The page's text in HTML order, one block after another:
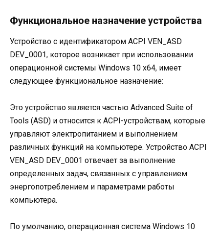
Функциональное назначение устройства
Устройство с идентификатором ACPI VEN_ASD
DEV_0001, которое возникает при использовании
операционной системы Windows 10 x64, имеет
следующее функциональное назначение:
Это устройство является частью Advanced Suite of
Tools (ASD) и относится к ACPI-устройствам, которые
управляют электропитанием и выполнением
различных функций на компьютере. Устройство ACPI
VEN_ASD DEV_0001 отвечает за выполнение
определенных задач, связанных с управлением
энергопотреблением и параметрами работы
компьютера.
По умолчанию, операционная система Windows 10